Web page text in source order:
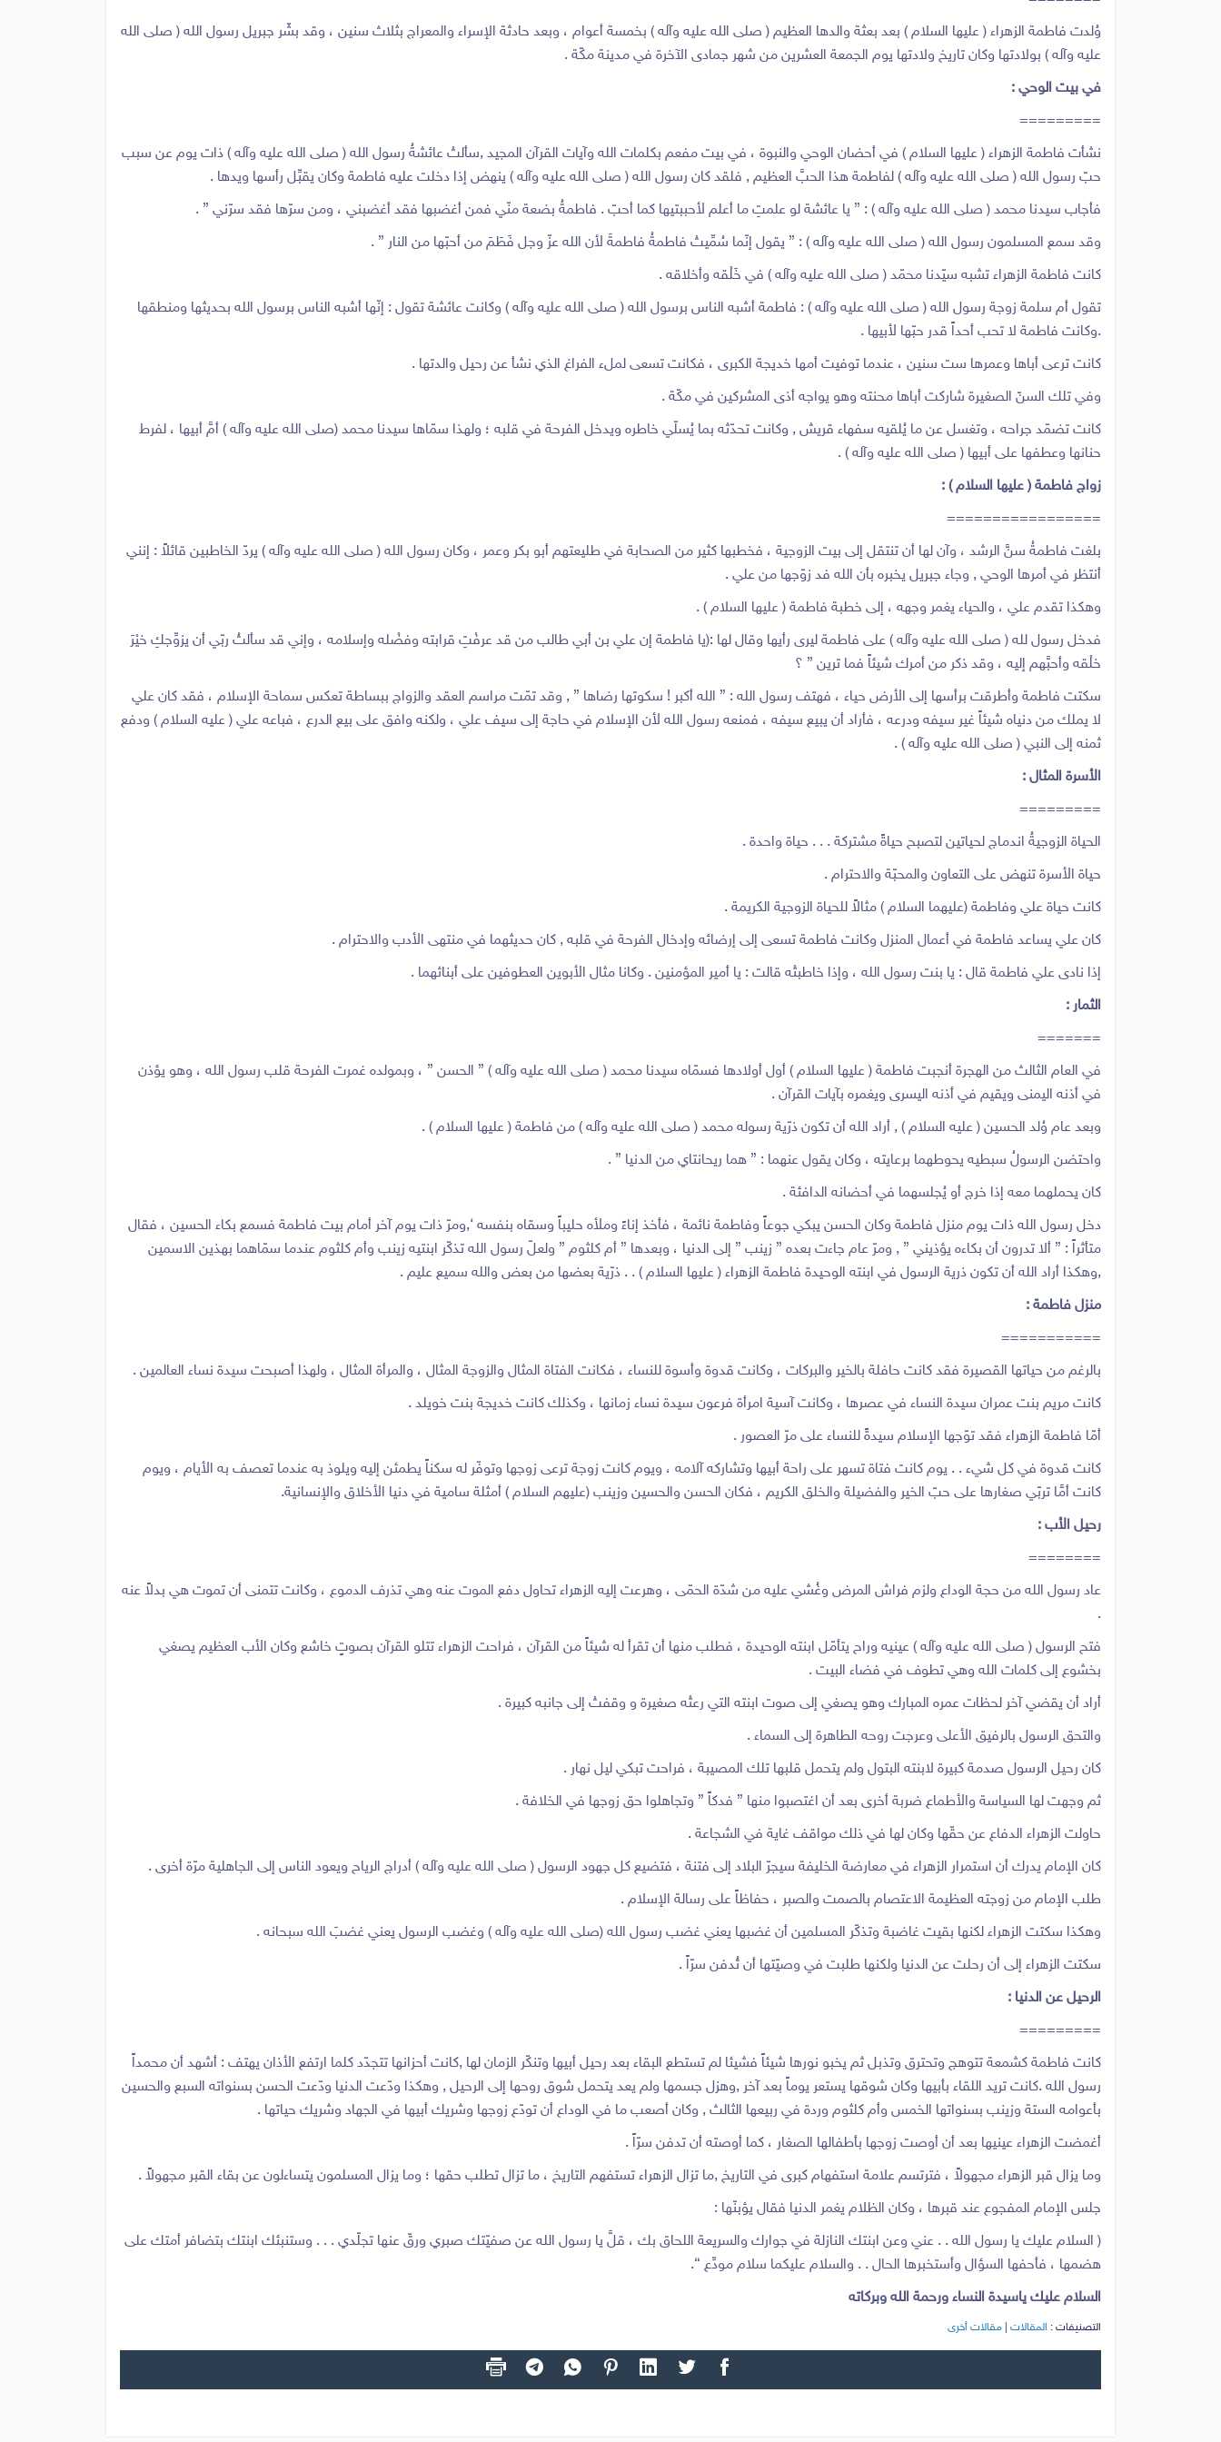
وُلدت فاطمة الزهراء ( عليها السلام ) بعد بعثة والدها العظيم ( صلى الله عليه وآله ) بخمسة أعوام ، وبعد حادثة الإسراء والمعراج بثلاث سنين ، وقد بشّر جبريل رسول الله ( صلى الله
عليه وآله ) بولادتها وكان تاريخ ولادتها يوم الجمعة العشرين من شهر جمادى الآخرة في مدينة مكّة .
في بيت الوحي :
=========
نشأت فاطمة الزهراء ( عليها السلام ) في أحضان الوحي والنبوة ، في بيت مفعم بكلمات الله وآيات القرآن المجيد ,سألتْ عائشةُ رسول الله ( صلى الله عليه وآله ) ذات يوم عن سبب
حبّ رسول الله ( صلى الله عليه وآله ) لفاطمة هذا الحبَّ العظيم , فلقد كان رسول الله ( صلى الله عليه وآله ) ينهض إذا دخلت عليه فاطمة وكان يقبِّل رأسها ويدها .
فأجاب سيدنا محمد ( صلى الله عليه وآله ) : ” يا عائشة لو علمتِ ما أعلم لأحببتيها كما أحبّ . فاطمةُ بضعة منّي فمن أغضبها فقد أغضبني ، ومن سرّها فقد سرّني ” .
وقد سمع المسلمون رسول الله ( صلى الله عليه وآله ) : ” يقول إنّما سُمِّيتْ فاطمةُ فاطمةَ لأن الله عزّ وجل فَطَمَ من أحبّها من النار ” .
كانت فاطمة الزهراء تشبه سيّدنا محمّد ( صلى الله عليه وآله ) في خَلْقه وأخلاقه .
تقول أم سلمة زوجة رسول الله ( صلى الله عليه وآله ) : فاطمة أشبه الناس برسول الله ( صلى الله عليه وآله ) وكانت عائشة تقول : إنّها أشبه الناس برسول الله بحديثها ومنطقها
.وكانت فاطمة لا تحب أحداً قدر حبّها لأبيها .
كانت ترعى أباها وعمرها ست سنين ، عندما توفيت أمها خديجة الكبرى ، فكانت تسعى لملء الفراغ الذي نشأ عن رحيل والدتها .
وفي تلك السنّ الصغيرة شاركت أباها محنته وهو يواجه أذى المشركين في مكّة .
كانت تضمّد جراحه ، وتغسل عن ما يُلقيه سفهاء قريش , وكانت تحدّثه بما يُسلّي خاطره ويدخل الفرحة في قلبه ؛ ولهذا سمّاها سيدنا محمد (صلى الله عليه وآله ) أمَّ أبيها ، لفرط
حنانها وعطفها على أبيها ( صلى الله عليه وآله ) .
زواج فاطمة ( عليها السلام ) :
=================
بلغت فاطمةُ سنَّ الرشد ، وآن لها أن تنتقل إلى بيت الزوجية ، فخطبها كثير من الصحابة في طليعتهم أبو بكر وعمر ، وكان رسول الله ( صلى الله عليه وآله ) يردّ الخاطبين قائلاً : إنني
أنتظر في أمرها الوحي , وجاء جبريل يخبره بأن الله فد زوّجها من علي .
وهكذا تقدم علي ، والحياء يغمر وجهه ، إلى خطبة فاطمة ( عليها السلام ) .
فدخل رسول لله ( صلى الله عليه وآله ) على فاطمة ليرى رأيها وقال لها :(يا فاطمة إن علي بن أبي طالب من قد عرفْتِ قرابته وفضْله وإسلامه ، وإني قد سألتُ ربّي أن يزوِّجكِ خيْرَ
خلْقه وأحبَّهم إليه ، وقد ذكر من أمرك شيئاً فما ترين ” ؟
سكتت فاطمة وأطرقت برأسها إلى الأرض حياء ، فهتف رسول الله : ” الله أكبر ! سكوتها رضاها ” , وقد تمّت مراسم العقد والزواج ببساطة تعكس سماحة الإسلام ، فقد كان علي
لا يملك من دنياه شيئاً غير سيفه ودرعه ، فأراد أن يبيع سيفه ، فمنعه رسول الله لأن الإسلام في حاجة إلى سيف علي ، ولكنه وافق على بيع الدرع ، فباعه علي ( عليه السلام ) ودفع
ثمنه إلى النبي ( صلى الله عليه وآله ) .
الأسرة المثال :
=========
الحياة الزوجيةُ اندماج لحياتين لتصبح حياةً مشتركة . . . حياة واحدة .
حياة الأسرة تنهض على التعاون والمحبّة والاحترام .
كانت حياة علي وفاطمة (عليهما السلام ) مثالاً للحياة الزوجية الكريمة .
كان علي يساعد فاطمة في أعمال المنزل وكانت فاطمة تسعى إلى إرضائه وإدخال الفرحة في قلبه , كان حديثهما في منتهى الأدب والاحترام .
إذا نادى علي فاطمة قال : يا بنت رسول الله ، وإذا خاطبتْه قالت : يا أمير المؤمنين . وكانا مثال الأبوين العطوفين على أبنائهما .
الثمار :
=======
في العام الثالث من الهجرة أنجبت فاطمة ( عليها السلام ) أول أولادها فسمّاه سيدنا محمد ( صلى الله عليه وآله ) ” الحسن ” ، وبمولده غمرت الفرحة قلب رسول الله ، وهو يؤذن
في أذنه اليمنى ويقيم في أذنه اليسرى ويغمره بآيات القرآن .
وبعد عام وُلد الحسين ( عليه السلام ) , أراد الله أن تكون ذرّية رسوله محمد ( صلى الله عليه وآله ) من فاطمة ( عليها السلام ) .
واحتضن الرسولُ سبطيه يحوطهما برعايته ، وكان يقول عنهما : ” هما ريحانتاي من الدنيا ” .
كان يحملهما معه إذا خرج أو يُجلسهما في أحضانه الدافئة .
دخل رسول الله ذات يوم منزل فاطمة وكان الحسن يبكي جوعاً وفاطمة نائمة ، فأخذ إناءً وملأه حليباً وسقاه بنفسه ‘,ومرّ ذات يوم آخر أمام بيت فاطمة فسمع بكاء الحسين ، فقال
متأثراً : ” ألا تدرون أن بكاءه يؤذيني ” , ومرّ عام جاءت بعده ” زينب ” إلى الدنيا ، وبعدها ” أم كلثوم ” ولعلّ رسول الله تذكّر ابنتيه زينب وأم كلثوم عندما سمّاهما بهذين الاسمين
,وهكذا أراد الله أن تكون ذرية الرسول في ابنته الوحيدة فاطمة الزهراء ( عليها السلام ) . . ذرّية بعضها من بعض والله سميع عليم .
منزل فاطمة :
===========
بالرغم من حياتها القصيرة فقد كانت حافلة بالخير والبركات ، وكانت قدوة وأسوة للنساء ، فكانت الفتاة المثال والزوجة المثال ، والمرأة المثال ، ولهذا أصبحت سيدة نساء العالمين .
كانت مريم بنت عمران سيدة النساء في عصرها ، وكانت آسية امرأة فرعون سيدة نساء زمانها ، وكذلك كانت خديجة بنت خويلد .
أمّا فاطمة الزهراء فقد توّجها الإسلام سيدةً للنساء على مرّ العصور .
كانت قدوة في كل شيء . . يوم كانت فتاة تسهر على راحة أبيها وتشاركه آلامه ، ويوم كانت زوجة ترعى زوجها وتوفّر له سكناً يطمئن إليه ويلوذ به عندما تعصف به الأيام ، ويوم
كانت أمَّا تربّي صغارها على حبّ الخير والفضيلة والخلق الكريم ، فكان الحسن والحسين وزينب (عليهم السلام ) أمثلة سامية في دنيا الأخلاق والإنسانية.
رحيل الأب :
========
عاد رسول الله من حجة الوداع ولزم فراش المرض وغُشي عليه من شدّة الحمّى ، وهرعت إليه الزهراء تحاول دفع الموت عنه وهي تذرف الدموع ، وكانت تتمنى أن تموت هي بدلاً عنه
.
فتح الرسول ( صلى الله عليه وآله ) عينيه وراح يتأمّل ابنته الوحيدة ، فطلب منها أن تقرأ له شيئاً من القرآن ، فراحت الزهراء تتلو القرآن بصوتٍ خاشع وكان الأب العظيم يصغي
بخشوع إلى كلمات الله وهي تطوف في فضاء البيت .
أراد أن يقضي آخر لحظات عمره المبارك وهو يصغي إلى صوت ابنته التي رعتْه صغيرة و وقفتْ إلى جانبه كبيرة .
والتحق الرسول بالرفيق الأعلى وعرجت روحه الطاهرة إلى السماء .
كان رحيل الرسول صدمة كبيرة لابنته البتول ولم يتحمل قلبها تلك المصيبة ، فراحت تبكي ليل نهار .
ثم وجهت لها السياسة والأطماع ضربة أخرى بعد أن اغتصبوا منها ” فدكاً ” وتجاهلوا حق زوجها في الخلافة .
حاولت الزهراء الدفاع عن حقّها وكان لها في ذلك مواقف غاية في الشجاعة .
كان الإمام يدرك أن استمرار الزهراء في معارضة الخليفة سيجرّ البلاد إلى فتنة ، فتضيع كل جهود الرسول ( صلى الله عليه وآله ) أدراج الرياح ويعود الناس إلى الجاهلية مرّة أخرى .
طلب الإمام من زوجته العظيمة الاعتصام بالصمت والصبر ، حفاظاً على رسالة الإسلام .
وهكذا سكتت الزهراء لكنها بقيت غاضبة وتذكّر المسلمين أن غضبها يعني غضب رسول الله (صلى الله عليه وآله ) وغضب الرسول يعني غضبَ الله سبحانه .
سكتت الزهراء إلى أن رحلت عن الدنيا ولكنها طلبت في وصيّتها أن تُدفن سرّاً .
الرحيل عن الدنيا :
=========
كانت فاطمة كشمعة تتوهج وتحترق وتذبل ثم يخبو نورها شيئاً فشيئا لم تستطع البقاء بعد رحيل أبيها وتنكّر الزمان لها ,كانت أحزانها تتجدّد كلما ارتفع الأذان يهتف : أشهد أن محمداً
رسول الله .كانت تريد اللقاء بأبيها وكان شوقها يستعر يوماً بعد آخر ,وهزل جسمها ولم يعد يتحمل شوق روحها إلى الرحيل , وهكذا ودّعت الدنيا ودّعت الحسن بسنواته السبع والحسين
بأعوامه الستة وزينب بسنواتها الخمس وأم كلثوم وردة في ربيعها الثالث , وكان أصعب ما في الوداع أن تودّع زوجها وشريك أبيها في الجهاد وشريك حياتها .
أغمضت الزهراء عينيها بعد أن أوصت زوجها بأطفالها الصغار ، كما أوصته أن تدفن سرّاً .
وما يزال قبر الزهراء مجهولاً ، فترتسم علامة استفهام كبرى في التاريخ ,ما تزال الزهراء تستفهم التاريخ ، ما تزال تطلب حقها ؛ وما يزال المسلمون يتساءلون عن بقاء القبر مجهولاً .
جلس الإمام المفجوع عند قبرها ، وكان الظلام يغمر الدنيا فقال يؤبنّها :
( السلام عليك يا رسول الله . . عني وعن ابنتك النازلة في جوارك والسريعة اللحاق بك ، قلَّ يا رسول الله عن صفيّتك صبري ورقّ عنها تجلّدي . . . وستنبئك ابنتك بتضافر أمتك على
هضمها ، فأحفها السؤال وأستخبرها الحال . . والسلام عليكما سلام مودِّع “.
السلام عليك ياسيدة النساء ورحمة الله وبركاته
التصنيفات : المقالات مقالات أخرى